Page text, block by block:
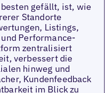
gefällt, ist, wie
Standorte
Listings,
Performance-
zentralisiert
verbessert die
hinweg und
Kundenfeedback
im Blick zu